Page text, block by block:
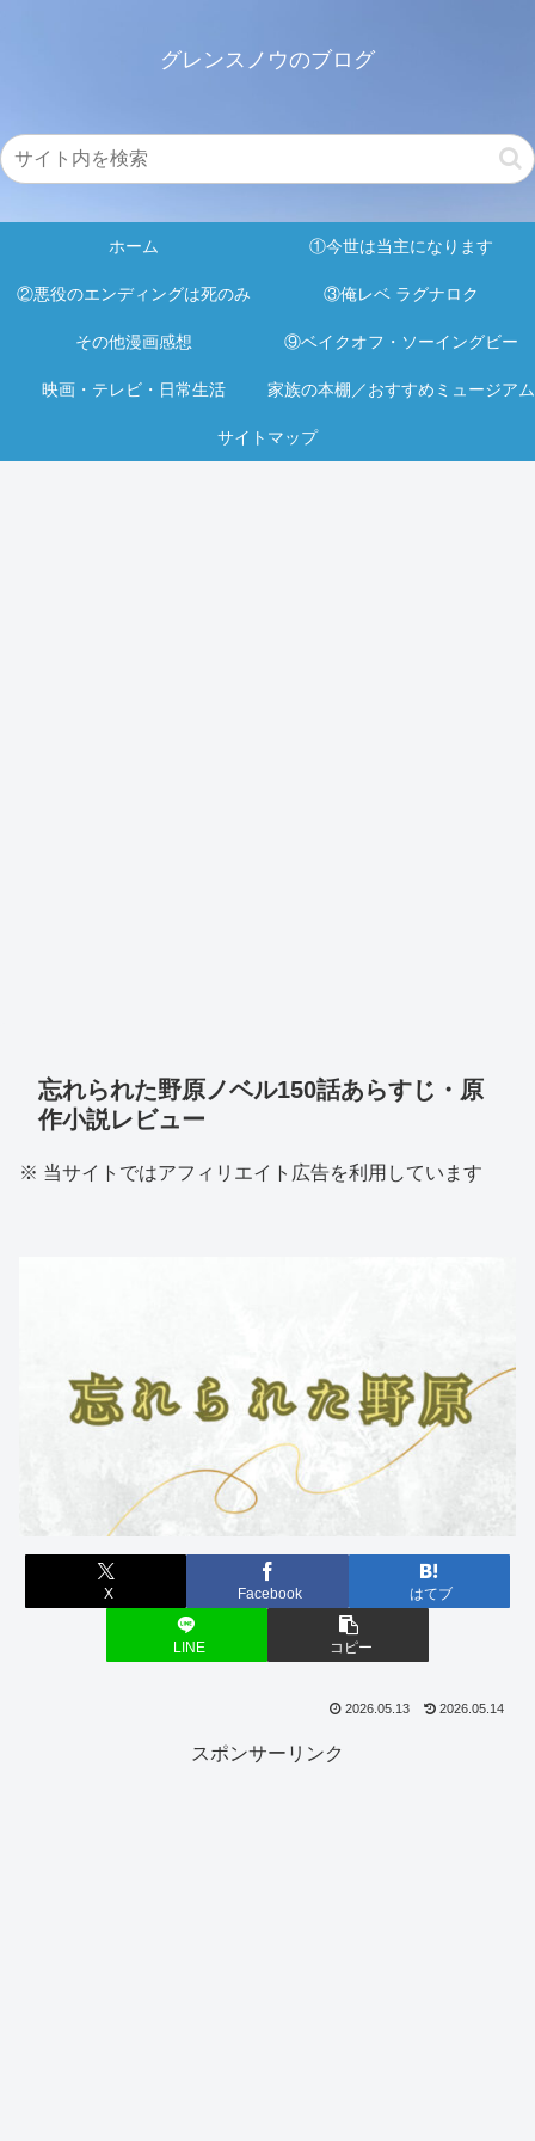
グレンスノウのブログ
ホーム ①今世は当主になります
②悪役のエンディングは死のみ ③俺レベ ラグナロク
その他漫画感想 ⑨ベイクオフ・ソーイングビー
映画・テレビ・日常生活 家族の本棚／おすすめミュージアム
サイトマップ
忘れられた野原ノベル150話あらすじ・原
作小説レビュー
※ 当サイトではアフィリエイト広告を利用しています
X Facebook はてブ
LINE コピー
2026.05.13 2026.05.14
スポンサーリンク